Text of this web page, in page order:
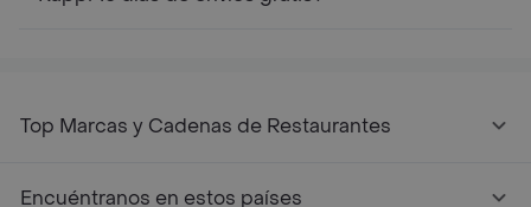
Top Marcas y Cadenas de Restaurantes
Encuéntranos en estos países